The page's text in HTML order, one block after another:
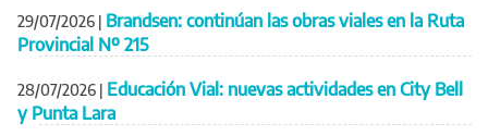
29/07/2026 | Brandsen: continúan las obras viales en la Ruta
Provincial Nº 215
28/07/2026 | Educación Vial: nuevas actividades en City Bell
y Punta Lara